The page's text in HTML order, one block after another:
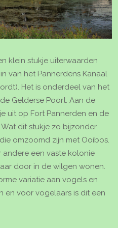
klein stukje uiterwaarden
van het Pannerdens Kanaal
Het is onderdeel van het
Gelderse Poort. Aan de
uit op Fort Pannerden en de
dit stukje zo bijzonder
omzoomd zijn met Ooibos.
andere een vaste kolonie
door in de wilgen wonen.
variatie aan vogels en
en voor vogelaars is dit een